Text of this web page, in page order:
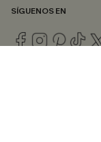
SÍGUENOS EN